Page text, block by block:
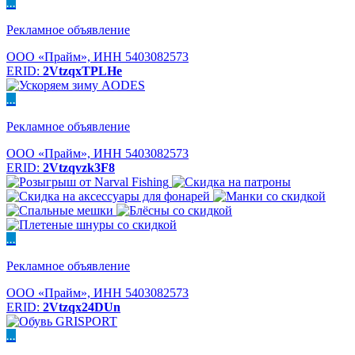
...
Рекламное объявление
ООО «Прайм», ИНН 5403082573
ERID: 2VtzqxTPLHe
...
Рекламное объявление
ООО «Прайм», ИНН 5403082573
ERID: 2Vtzqvzk3F8
...
Рекламное объявление
ООО «Прайм», ИНН 5403082573
ERID: 2Vtzqx24DUn
...